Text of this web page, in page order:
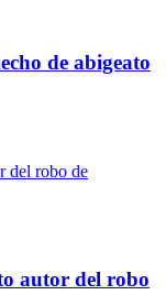
de abigeato
autor del robo